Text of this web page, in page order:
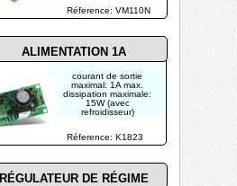
Réference: VM110N
Réference: K1823
ouvert
(max 50V/100mA)
2 sorties analogiques:
ALIMENTATION 1A
RÉGULATEUR DE RÉGIME
courant de sortie
maximal: 1A max.
dissipation maximale:
15W (avec
refroidisseur)
VDC